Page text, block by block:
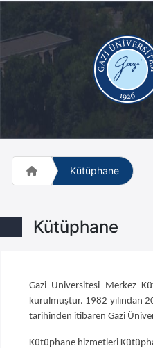
Kütüphane
Kütüphane
Gazi Üniversitesi Merkez
kurulmuştur. 1982 yılından
tarihinden itibaren Gazi
Kütüphane hizmetleri